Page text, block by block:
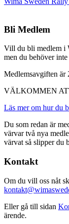
Bli Medlem
Vill du bli medlem i
men du behöver
Medlemsavgiften är
VÄLKOMMEN
Läs mer om hur du
Du som redan är
värvar två nya
värvat så slipper du
Kontakt
Om du vill oss nåt
Eller gå till sidan
ärende.